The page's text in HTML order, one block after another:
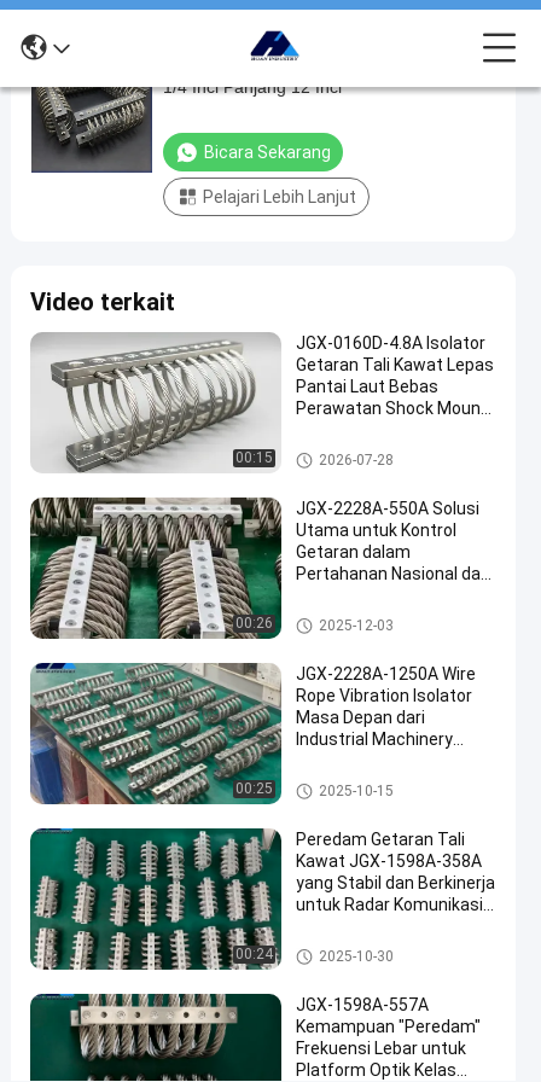
Peredam
Getaran
Tali
Kawat
Inci
Panjang
12
Isolator
tali kawat
2025-
08-11
11
pandangan
Berbagi
#
Damping
getaran
#
isolasi
tali
kawat
#
Damping
kawat
P
e
r
d
Peredam Getaran Tali Kawat Baja Galvanis
1/4 Inci Panjang 12 Inci
Bicara Sekarang
Pelajari Lebih Lanjut
Video terkait
00:15
JGX-0160D-4.8A Isolator
Getaran Tali Kawat Lepas
Pantai Laut Bebas
Perawatan Shock Mount
Isolator getaran tali kawat
2026-07-28
00:26
JGX-2228A-550A Solusi
Utama untuk Kontrol
Getaran dalam
Pertahanan Nasional dan
Isolator getaran tali kawat
2025-12-03
00:25
JGX-2228A-1250A Wire
Rope Vibration Isolator
Masa Depan dari
Industrial Machinery
Isolator getaran tali kawat
2025-10-15
00:24
Peredam Getaran Tali
Kawat JGX-1598A-358A
yang Stabil dan Berkinerja
untuk Radar Komunikasi
Isolator getaran tali kawat
2025-10-30
JGX-1598A-557A
Kemampuan "Peredam"
Frekuensi Lebar untuk
Platform Optik Kelas